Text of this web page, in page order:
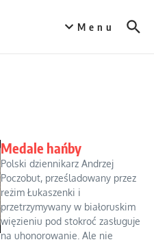
Menu
Medale hańby
Polski dziennikarz Andrzej
Poczobut, prześladowany przez
reżim Łukaszenki i
przetrzymywany w białoruskim
więzieniu pod stokroć zasługuje
na uhonorowanie. Ale nie